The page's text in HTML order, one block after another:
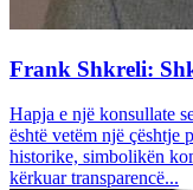
Frank Shkreli:
Hapja e një konsullate
është vetëm një
historike, simbolikën
kërkuar transparencë...